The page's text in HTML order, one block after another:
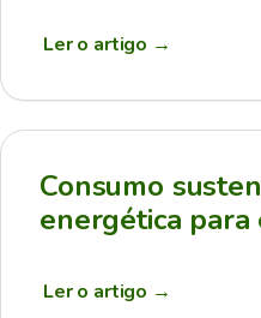
Ler o artigo →
Consumo
energética para
Ler o artigo →